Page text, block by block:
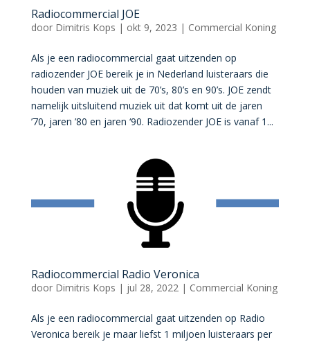
Radiocommercial JOE
door Dimitris Kops | okt 9, 2023 | Commercial Koning
Als je een radiocommercial gaat uitzenden op
radiozender JOE bereik je in Nederland luisteraars die
houden van muziek uit de 70’s, 80’s en 90’s. JOE zendt
namelijk uitsluitend muziek uit dat komt uit de jaren
’70, jaren ’80 en jaren ‘90. Radiozender JOE is vanaf 1...
Radiocommercial Radio Veronica
door Dimitris Kops | jul 28, 2022 | Commercial Koning
Als je een radiocommercial gaat uitzenden op Radio
Veronica bereik je maar liefst 1 miljoen luisteraars per